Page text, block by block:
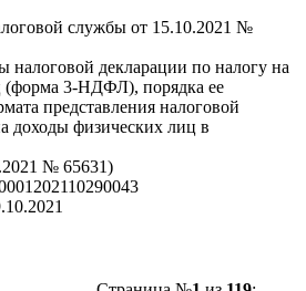
службы от 15.10.2021 №
декларации по налогу на
(форма 3-НДФЛ), порядка ее
представления налоговой
доходы физических лиц в
№ 65631)